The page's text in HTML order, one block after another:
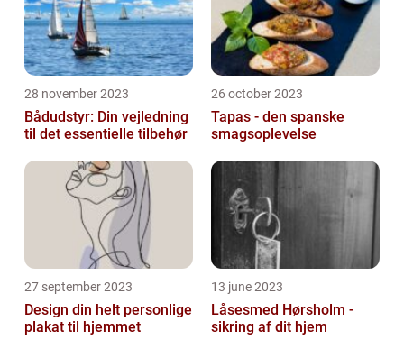
28 november 2023
Bådudstyr: Din vejledning
til det essentielle tilbehør
26 october 2023
Tapas - den spanske
smagsoplevelse
27 september 2023
Design din helt personlige
plakat til hjemmet
13 june 2023
Låsesmed Hørsholm -
sikring af dit hjem